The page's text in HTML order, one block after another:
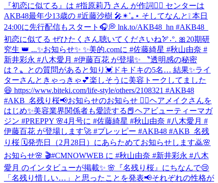
『初恋に似てる』は #指原莉乃 さん が作詞✍🏻 センターは
AKB48最年少13歳の #近藤沙樹 🎤✴︎˚｡⋆ そしてなんと❕ 本日
24:00に先行配信もスタート🎧💭 lnk.to/AKB48_hn #AKB48_
初恋に似てる ぜひたくさん聴いてくださいね🏹˖°. 🎀20期研
究生 👑 ...✨お知らせ✨ ✨美的.comに #佐藤綺星 #秋山由奈 #
新井彩永 #八木愛月 #伊藤百花 が登場✨ 〝透明感の秘密
は？〟との質問があると知り💓ドキドキの5名… 結果✨ライ
ターさんときゃっきゃ💕楽しそうに美容トークしてました
😆 https://www.biteki.com/life-style/others/2108321 #AKB48
#AKB_名残り桜📢お知らせのお知らせ 💆‍♀️ヘアメイクさんを
はじめ✨美容業界関係者も愛読する📕ヘアビューティーマガ
ジン #PREPPY 🌸4月号に #佐藤綺星 #秋山由奈 #八木愛月 #
伊藤百花 が登場します🚀 #プレッピー #AKB48 #AKB_名残
り桜 🗓発売日（2月28日）にあらためてお知らせします🙇🌸
お知らせ🌸 🎬#CMNOWWEB に #秋山由奈 #新井彩永 #八木
愛月 のインタビューが掲載✨ 🌸『名残り桜』にちなんで😢
「名残り惜しい…」と思ったことを発表📢それぞれの性格が